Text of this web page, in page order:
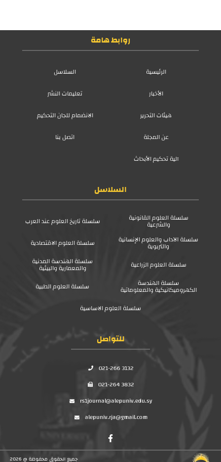
روابط هامة
الرئيسية
السلاسل
الأخبار
تعليمات النشر
هيئات التحرير
الانضمام للجان التحكيم
عن المجلة
اتصل بنا
آلية تحكيم الأبحاث
السلاسل
سلسلة العلوم القانونية
والشرعية
سلسلة تاريخ العلوم عند العرب
سلسلة الآداب والعلوم الإنسانية
والتربوية
سلسلة العلوم الاقتصادية
سلسلة العلوم الزراعية
سلسلة الهندسة المدنية
والمعمارية والبيئية
سلسلة الهندسة
الكهروميكانيكية والمعلوماتية
سلسلة العلوم الطبية
سلسلة العلوم الاساسية
للتواصل
021-266 3132
021-264 3832
rs1journal@alepuniv.edu.sy
alepuniv.rja@gmail.com
جميع الحقوق محفوظة @ 2026